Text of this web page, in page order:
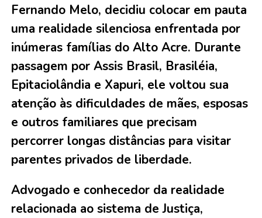
Fernando Melo, decidiu colocar em pauta
uma realidade silenciosa enfrentada por
inúmeras famílias do Alto Acre. Durante
passagem por Assis Brasil, Brasiléia,
Epitaciolândia e Xapuri, ele voltou sua
atenção às dificuldades de mães, esposas
e outros familiares que precisam
percorrer longas distâncias para visitar
parentes privados de liberdade.
Advogado e conhecedor da realidade
relacionada ao sistema de Justiça,